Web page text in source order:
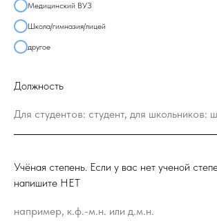
Медицинский ВУЗ
Школа/гимназия/лицей
другое
Должность
Для студентов: студент, для школьников:
Учёная степень. Если у вас нет ученой
напишите НЕТ
например, к.ф.-м.н. или д.м.н.